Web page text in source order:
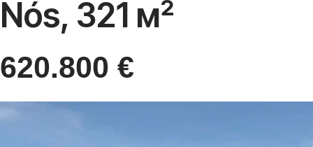
Nós, 321 м²
620.800 €